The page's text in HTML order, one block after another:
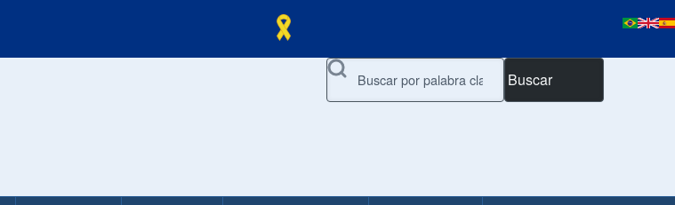
Buscar